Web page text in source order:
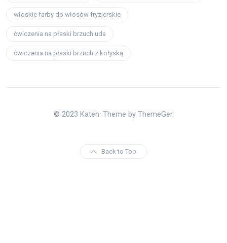
włoskie farby do włosów fryzjerskie
ćwiczenia na płaski brzuch uda
ćwiczenia na płaski brzuch z kołyską
© 2023 Katen. Theme by ThemeGer.
Back to Top